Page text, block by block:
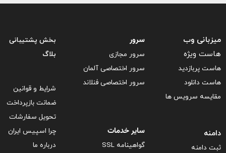
میزبانی وب
هاست ویژه
هاست پربازدید
هاست دانلود
مقایسه سرویس ها
دامنه
ثبت دامنه
سرور
سرور مجازی
سرور اختصاصی آلمان
سرور اختصاصی فنلاند
سایر خدمات
گواهینامه SSL
بخش پشتیبانی
بلاگ
شرایط و قوانین
ضمانت بازپرداخت
تحویل سفارشات
چرا اسپیس ایران
درباره ما